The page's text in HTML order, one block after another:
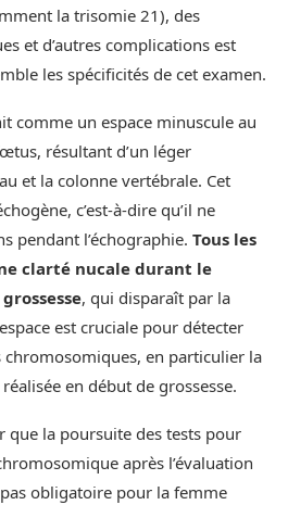
la trisomie 21), des
et d’autres complications est
les spécificités de cet examen.
comme un espace minuscule au
résultant d’un léger
et la colonne vertébrale. Cet
c’est-à-dire qu’il ne
pendant l’échographie. Tous les
clarté nucale durant le
, qui disparaît par la
est cruciale pour détecter
chromosomiques, en particulier la
en début de grossesse.
la poursuite des tests pour
après l’évaluation
pas obligatoire pour la femme